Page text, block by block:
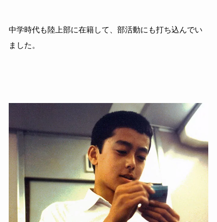
中学時代も陸上部に在籍して、部活動にも打ち込んでい
ました。